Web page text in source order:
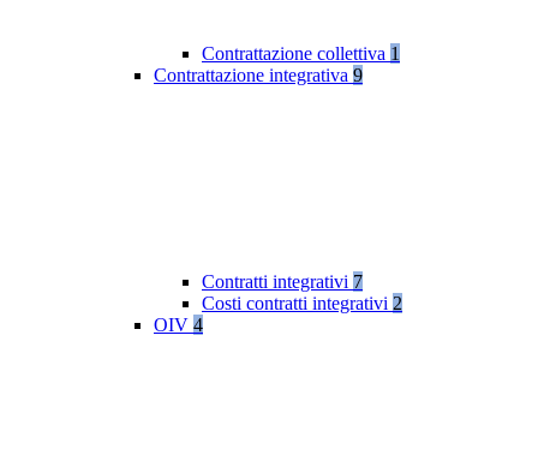
Contrattazione collettiva 1
Contrattazione integrativa 9
Contratti integrativi 7
Costi contratti integrativi 2
OIV 4